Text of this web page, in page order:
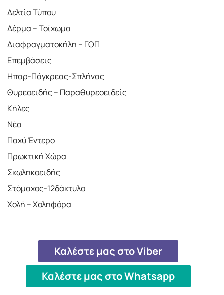
Δελτία Τύπου
Δέρμα – Τοίχωμα
Διαφραγματοκήλη – ΓΟΠ
Επεμβάσεις
Ηπαρ-Πάγκρεας-Σπλήνας
Θυρεοειδής – Παραθυρεοειδείς
Κήλες
Νέα
Παχύ Έντερο
Πρωκτική Χώρα
Σκωληκοειδής
Στόμαχος-12δάκτυλο
Χολή – Χοληφόρα
Καλέστε μας στο Viber
Καλέστε μας στο Whatsapp